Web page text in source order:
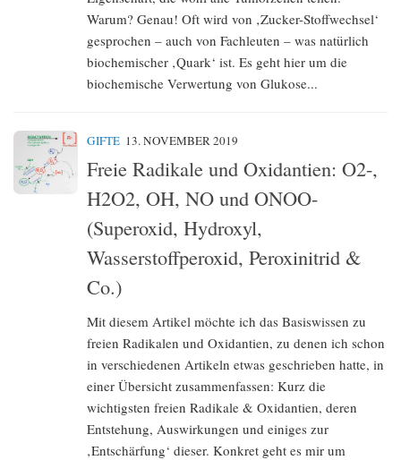
Warum? Genau! Oft wird von ‚Zucker-Stoffwechsel‘
gesprochen – auch von Fachleuten – was natürlich
biochemischer ‚Quark‘ ist. Es geht hier um die
biochemische Verwertung von Glukose...
GIFTE 13. NOVEMBER 2019
Freie Radikale und Oxidantien: O2-,
H2O2, OH, NO und ONOO-
(Superoxid, Hydroxyl,
Wasserstoffperoxid, Peroxinitrid &
Co.)
Mit diesem Artikel möchte ich das Basiswissen zu
freien Radikalen und Oxidantien, zu denen ich schon
in verschiedenen Artikeln etwas geschrieben hatte, in
einer Übersicht zusammenfassen: Kurz die
wichtigsten freien Radikale & Oxidantien, deren
Entstehung, Auswirkungen und einiges zur
‚Entschärfung‘ dieser. Konkret geht es mir um